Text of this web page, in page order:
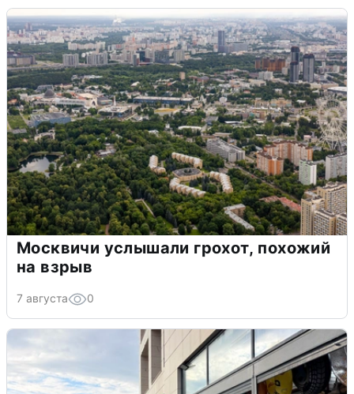
Москвичи услышали грохот, похожий
на взрыв
7 августа 0